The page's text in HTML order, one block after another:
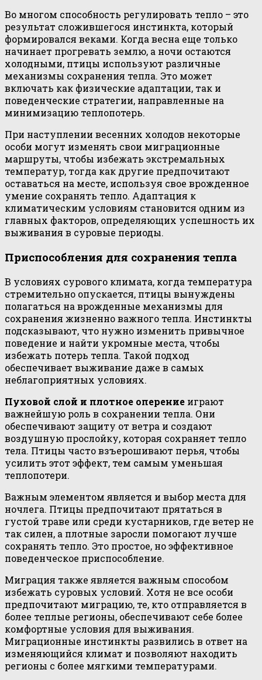
Во многом способность регулировать тепло – это
результат сложившегося инстинкта, который
формировался веками. Когда весна еще только
начинает прогревать землю, а ночи остаются
холодными, птицы используют различные
механизмы сохранения тепла. Это может
включать как физические адаптации, так и
поведенческие стратегии, направленные на
минимизацию теплопотерь.
При наступлении весенних холодов некоторые
особи могут изменять свои миграционные
маршруты, чтобы избежать экстремальных
температур, тогда как другие предпочитают
оставаться на месте, используя свое врожденное
умение сохранять тепло. Адаптация к
климатическим условиям становится одним из
главных факторов, определяющих успешность их
выживания в суровые периоды.
Приспособления для сохранения тепла
В условиях сурового климата, когда температура
стремительно опускается, птицы вынуждены
полагаться на врожденные механизмы для
сохранения жизненно важного тепла. Инстинкты
подсказывают, что нужно изменить привычное
поведение и найти укромные места, чтобы
избежать потерь тепла. Такой подход
обеспечивает выживание даже в самых
неблагоприятных условиях.
Пуховой слой и плотное оперение играют
важнейшую роль в сохранении тепла. Они
обеспечивают защиту от ветра и создают
воздушную прослойку, которая сохраняет тепло
тела. Птицы часто взъерошивают перья, чтобы
усилить этот эффект, тем самым уменьшая
теплопотери.
Важным элементом является и выбор места для
ночлега. Птицы предпочитают прятаться в
густой траве или среди кустарников, где ветер не
так силен, а плотные заросли помогают лучше
сохранять тепло. Это простое, но эффективное
поведенческое приспособление.
Миграция также является важным способом
избежать суровых условий. Хотя не все особи
предпочитают миграцию, те, кто отправляется в
более теплые регионы, обеспечивают себе более
комфортные условия для выживания.
Миграционные инстинкты развились в ответ на
изменяющийся климат и позволяют находить
регионы с более мягкими температурами.